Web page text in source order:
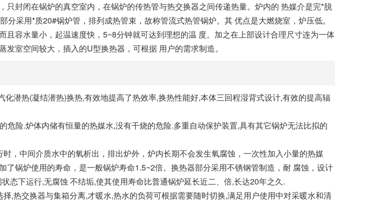
封闭在锅炉的真空室内，在锅炉的传热管与热交换器之间传递热量。炉内的 热媒介是完*脱
采用*质20#锅炉管，排列成热管束，故称管流式热管锅炉。其 优点是大燃烧室，炉压低。
容水量小，起温速度快，5~8分钟就可达到理想的温 度。加之在上部设计合理尺寸连为一体
室空间较大，插入的U型换热器，可根据 用户的需求制造。
潜热(凝结潜热)换热,有效地提高了热效率,换热性能好,本体三回程湿背式设计,有效的提高辐
险.炉体内储有恒量的热媒水,没有干烧的危险.多重自动保护装置,具有其它锅炉无法比拟的
，中间介质水中的氧析出，排出炉外，炉内长期不会发生氧腐蚀，一次性加入小量的热媒
锅炉使用的寿命，是一般锅炉寿命1.5~2倍。换热器部分采用不锈钢管制造，耐 腐蚀，设计
态下运行,无腐蚀 不结垢,使其使用寿命比普通锅炉延长近二、倍,长达20年之久.
,热交换器与集箱分离,才暖水,热水的负荷可根据需要随时切换,满足用户使用中对采暖水和清